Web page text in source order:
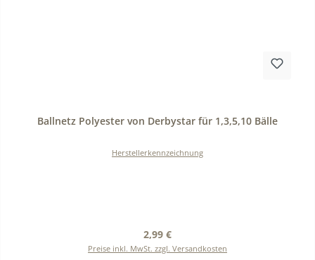
Ballnetz Polyester von Derbystar für 1,3,5,10 Bälle
Herstellerkennzeichnung
Regulärer Preis:
2,99 €
Preise inkl. MwSt. zzgl. Versandkosten